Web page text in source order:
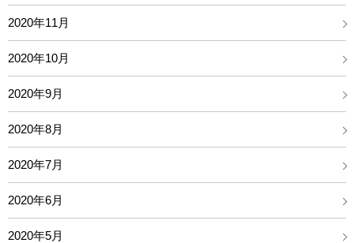
2020年11月
2020年10月
2020年9月
2020年8月
2020年7月
2020年6月
2020年5月